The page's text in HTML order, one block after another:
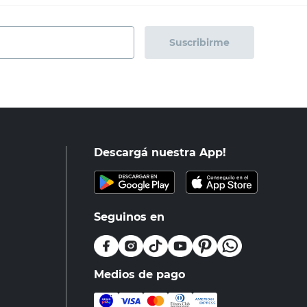
Suscribirme
Descargá nuestra App!
Seguinos en
Medios de pago